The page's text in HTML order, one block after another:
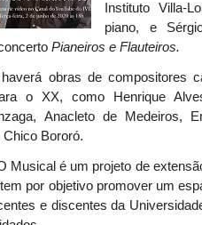
Instituto Villa-
piano, e
Pianeiros e Flauteiros.
obras de compositores
o XX, como Henrique
Anacleto de Medeiros,
Chico Bororó.
Musical é um projeto de
por objetivo promover um
e discentes da U